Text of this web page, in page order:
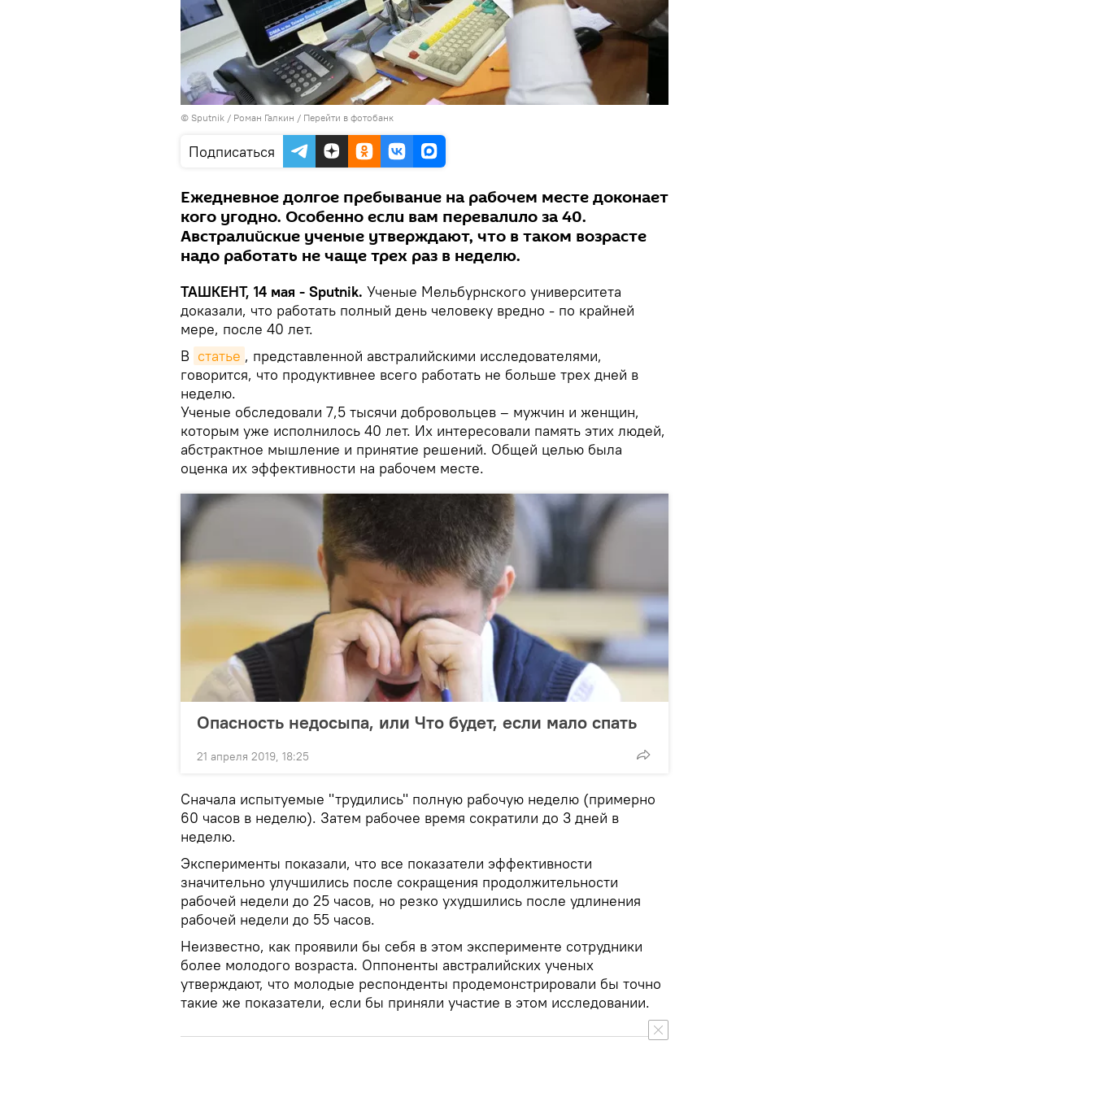
© Sputnik / Роман Галкин / Перейти в фотобанк
Подписаться
Ежедневное долгое пребывание на рабочем месте доконает
кого угодно. Особенно если вам перевалило за 40.
Австралийские ученые утверждают, что в таком возрасте
надо работать не чаще трех раз в неделю.
ТАШКЕНТ, 14 мая - Sputnik. Ученые Мельбурнского университета
доказали, что работать полный день человеку вредно - по крайней
мере, после 40 лет.
В статье , представленной австралийскими исследователями,
говорится, что продуктивнее всего работать не больше трех дней в
неделю.
Ученые обследовали 7,5 тысячи добровольцев – мужчин и женщин,
которым уже исполнилось 40 лет. Их интересовали память этих людей,
абстрактное мышление и принятие решений. Общей целью была
оценка их эффективности на рабочем месте.
Опасность недосыпа, или Что будет, если мало спать
21 апреля 2019, 18:25
Сначала испытуемые "трудились" полную рабочую неделю (примерно
60 часов в неделю). Затем рабочее время сократили до 3 дней в
неделю.
Эксперименты показали, что все показатели эффективности
значительно улучшились после сокращения продолжительности
рабочей недели до 25 часов, но резко ухудшились после удлинения
рабочей недели до 55 часов.
Неизвестно, как проявили бы себя в этом эксперименте сотрудники
более молодого возраста. Оппоненты австралийских ученых
утверждают, что молодые респонденты продемонстрировали бы точно
такие же показатели, если бы приняли участие в этом исследовании.